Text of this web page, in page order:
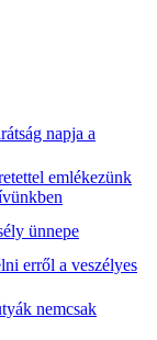
napja a
emlékezünk
ünnepe
erről a veszélyes
nemcsak